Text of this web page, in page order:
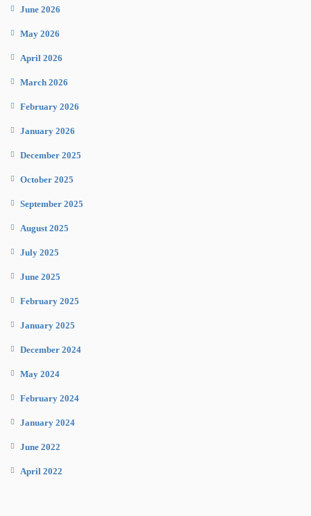
June 2026
May 2026
April 2026
March 2026
February 2026
January 2026
December 2025
October 2025
September 2025
August 2025
July 2025
June 2025
February 2025
January 2025
December 2024
May 2024
February 2024
January 2024
June 2022
April 2022